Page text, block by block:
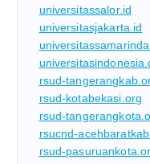
universitassalor.id
universitasjakarta.id
rsud-
rsud-kotabekasi.org
rsud-
rsucnd-
rsud-